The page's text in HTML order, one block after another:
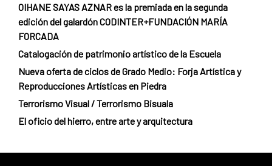
OIHANE SAYAS AZNAR es la premiada en la segunda
edición del galardón CODINTER+FUNDACIÓN MARÍA
FORCADA
Catalogación de patrimonio artístico de la Escuela
Nueva oferta de ciclos de Grado Medio: Forja Artística y
Reproducciones Artísticas en Piedra
Terrorismo Visual / Terrorismo Bisuala
El oficio del hierro, entre arte y arquitectura